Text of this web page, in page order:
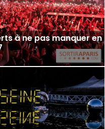
à ne pas manquer en